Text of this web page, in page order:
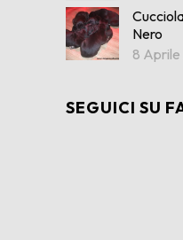
Nero
8 Aprile
SEGUICI SU